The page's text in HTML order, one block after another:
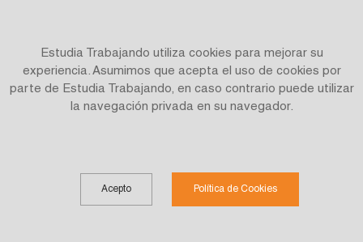
Site by
Estudia Trabajando utiliza cookies para mejorar su
experiencia. Asumimos que acepta el uso de cookies por
parte de Estudia Trabajando, en caso contrario puede utilizar
la navegación privada en su navegador.
Acepto Política de Cookies